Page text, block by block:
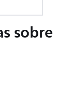
sobre